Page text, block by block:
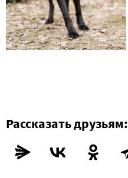
Рассказать друзьям: